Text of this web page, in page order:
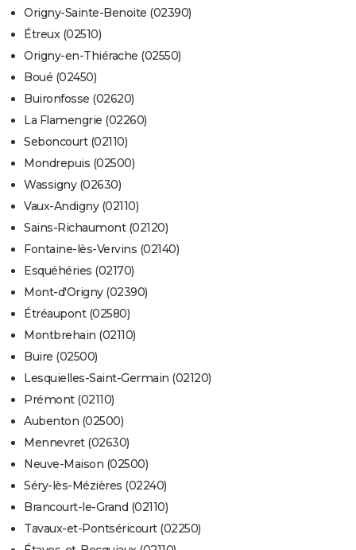
Origny-Sainte-Benoite (02390)
Étreux (02510)
Origny-en-Thiérache (02550)
Boué (02450)
Buironfosse (02620)
La Flamengrie (02260)
Seboncourt (02110)
Mondrepuis (02500)
Wassigny (02630)
Vaux-Andigny (02110)
Sains-Richaumont (02120)
Fontaine-lès-Vervins (02140)
Esquéhéries (02170)
Mont-d'Origny (02390)
Étréaupont (02580)
Montbrehain (02110)
Buire (02500)
Lesquielles-Saint-Germain (02120)
Prémont (02110)
Aubenton (02500)
Mennevret (02630)
Neuve-Maison (02500)
Séry-lès-Mézières (02240)
Brancourt-le-Grand (02110)
Tavaux-et-Pontséricourt (02250)